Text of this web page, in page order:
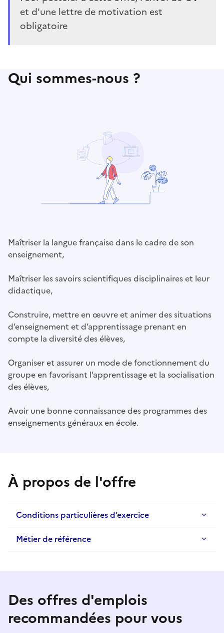
et d'une lettre de motivation est
obligatoire
Qui sommes-nous ?
Maîtriser la langue française dans le cadre de son
enseignement,
Maîtriser les savoirs scientifiques disciplinaires et leur
didactique,
Construire, mettre en œuvre et animer des situations
d’enseignement et d’apprentissage prenant en
compte la diversité des élèves,
Organiser et assurer un mode de fonctionnement du
groupe en favorisant l’apprentissage et la socialisation
des élèves,
Avoir une bonne connaissance des programmes des
enseignements généraux en école.
À propos de l'offre
Conditions particulières d’exercice
Métier de référence
Des offres d'emplois
recommandées pour vous